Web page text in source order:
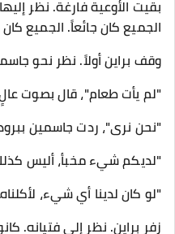
بقيت الأوعية فارغة. نظر
الجميع كان جائعاً. الجميع
وقف براين أولاً. نظر نحو
"لم يأت طعام"، قال بصوت
"نحن نرى"، ردت جاسمين
"لديكم شيء مخبأ، أليس
"لو كان لدينا أي شيء،
زفر براين. نظر إلى فتيانه.